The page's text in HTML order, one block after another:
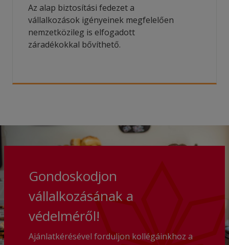
Az alap biztosítási fedezet a
vállalkozások igényeinek megfelelően
nemzetközileg is elfogadott
záradékokkal bővíthető.
Gondoskodjon
vállalkozásának a
védelméről!
Ajánlatkérésével forduljon kollégáinkhoz a